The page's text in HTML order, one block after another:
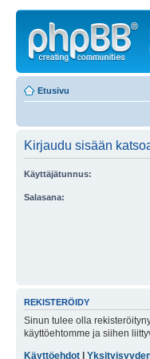
Etusivu
Kirjaudu sisään
Käyttäjätunnus:
Salasana:
REKISTERÖIDY
Sinun tulee olla
käyttöehtomme ja siihen
Käyttöehdot